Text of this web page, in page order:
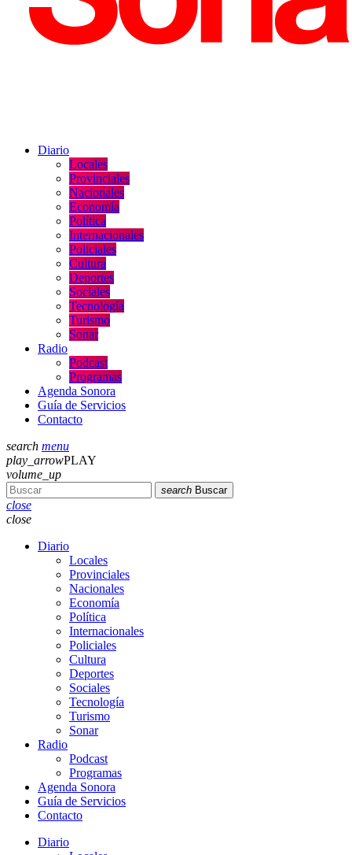
Diario
Locales
Provinciales
Nacionales
Economía
Política
Internacionales
Policiales
Cultura
Deportes
Sociales
Tecnología
Turismo
Sonar
Radio
Podcast
Programas
Agenda Sonora
Guía de Servicios
Contacto
search menu
play_arrowPLAY
volume_up
search Buscar
close
close
Diario
Locales
Provinciales
Nacionales
Economía
Política
Internacionales
Policiales
Cultura
Deportes
Sociales
Tecnología
Turismo
Sonar
Radio
Podcast
Programas
Agenda Sonora
Guía de Servicios
Contacto
Diario